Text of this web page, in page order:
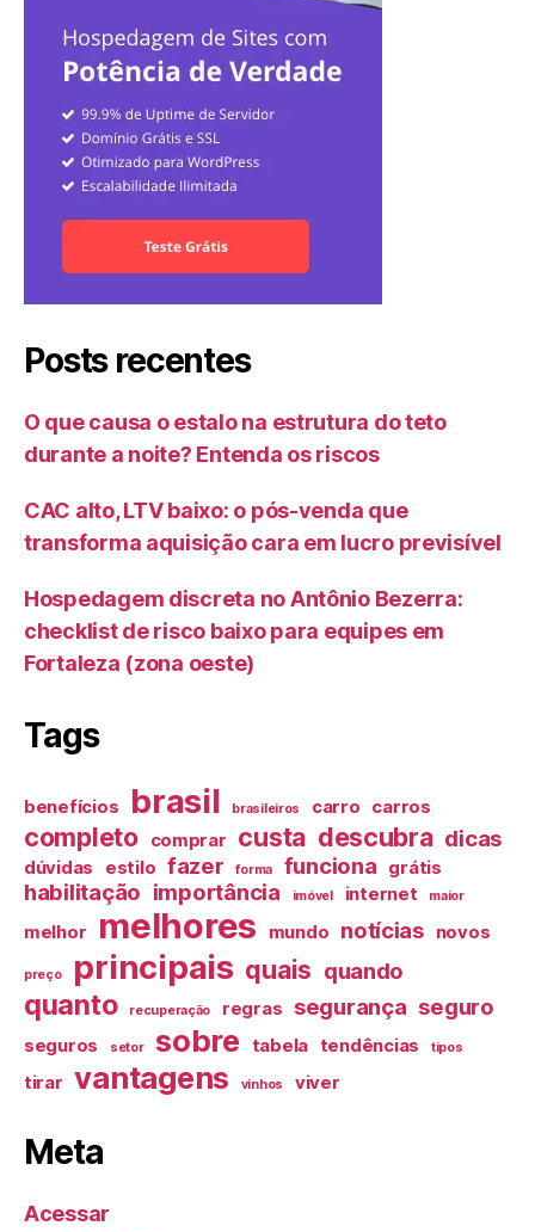
Posts recentes
O que causa o estalo na estrutura do teto
durante a noite? Entenda os riscos
CAC alto, LTV baixo: o pós-venda que
transforma aquisição cara em lucro previsível
Hospedagem discreta no Antônio Bezerra:
checklist de risco baixo para equipes em
Fortaleza (zona oeste)
Tags
benefícios brasil brasileiros carro carros
completo comprar custa descubra dicas
dúvidas estilo fazer forma funciona grátis
habilitação importância imóvel internet maior
melhor melhores mundo notícias novos
preço principais quais quando
quanto recuperação regras segurança seguro
seguros setor sobre tabela tendências tipos
tirar vantagens vinhos viver
Meta
Acessar